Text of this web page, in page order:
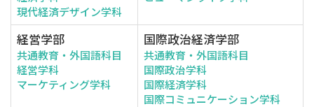
現代経済デザイン学科
経営学部
共通教育・外国語科目
経営学科
マーケティング学科
国際政治経済学部
共通教育・外国語科目
国際政治学科
国際経済学科
国際コミュニケーション学科